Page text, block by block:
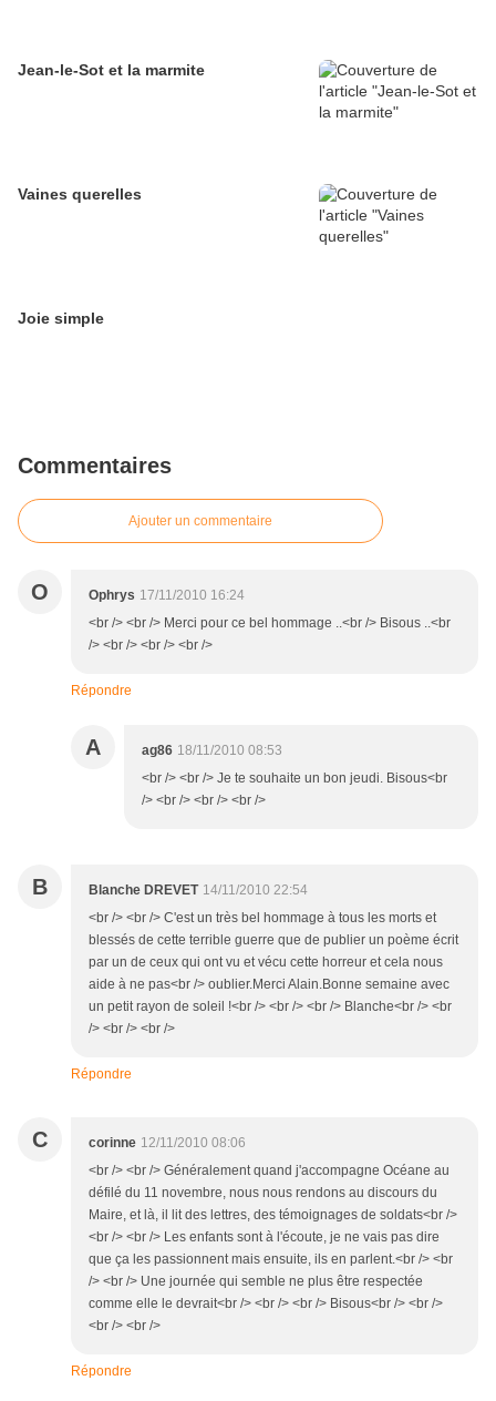
Jean-le-Sot et la marmite
Vaines querelles
Joie simple
Commentaires
Ajouter un commentaire
O Ophrys 17/11/2010 16:24
<br /> <br /> Merci pour ce bel hommage ..<br /> Bisous ..<br
/> <br /> <br /> <br />
Répondre
A ag86 18/11/2010 08:53
<br /> <br /> Je te souhaite un bon jeudi. Bisous<br
/> <br /> <br /> <br />
B Blanche DREVET 14/11/2010 22:54
<br /> <br /> C'est un très bel hommage à tous les morts et
blessés de cette terrible guerre que de publier un poème écrit
par un de ceux qui ont vu et vécu cette horreur et cela nous
aide à ne pas<br /> oublier.Merci Alain.Bonne semaine avec
un petit rayon de soleil !<br /> <br /> <br /> Blanche<br /> <br
/> <br /> <br />
Répondre
C corinne 12/11/2010 08:06
<br /> <br /> Généralement quand j'accompagne Océane au
défilé du 11 novembre, nous nous rendons au discours du
Maire, et là, il lit des lettres, des témoignages de soldats<br />
<br /> <br /> Les enfants sont à l'écoute, je ne vais pas dire
que ça les passionnent mais ensuite, ils en parlent.<br /> <br
/> <br /> Une journée qui semble ne plus être respectée
comme elle le devrait<br /> <br /> <br /> Bisous<br /> <br />
<br /> <br />
Répondre